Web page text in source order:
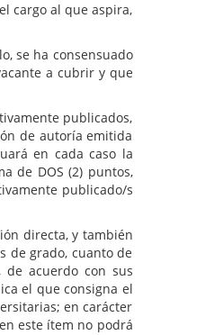
cargo al que aspira,
se ha consensuado
a cubrir y que
publicados,
de autoría emitida
en cada caso la
de DOS (2) puntos,
publicado/s
directa, y también
de grado, cuanto de
acuerdo con sus
el que consigna el
en carácter
este ítem no podrá